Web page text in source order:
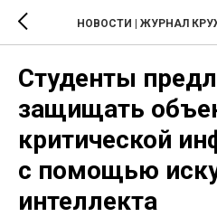
НОВОСТИ | ЖУРНАЛ
Студенты
защищать
критической
с помощью
интеллекта